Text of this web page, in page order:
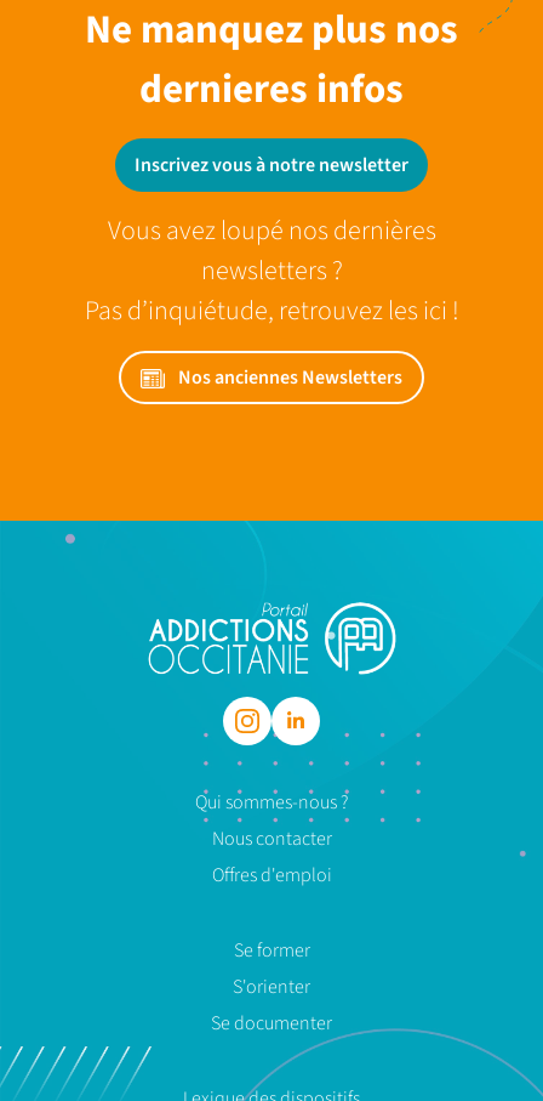
Ne manquez plus nos
dernieres infos
Inscrivez vous à notre newsletter
Vous avez loupé nos dernières
newsletters ?
Pas d’inquiétude, retrouvez les ici !
Nos anciennes Newsletters
Qui sommes-nous ?
Nous contacter
Offres d'emploi
Se former
S'orienter
Se documenter